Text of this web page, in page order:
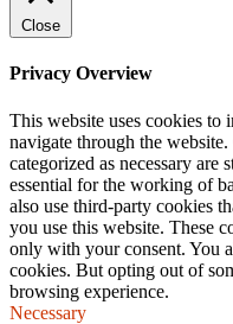
Close
Privacy Overview
This website uses cookies to
navigate through the
categorized as necessary are
essential for the working of
also use third-party cookies
you use this website. These
only with your consent. You
cookies. But opting out of
browsing experience.
Necessary